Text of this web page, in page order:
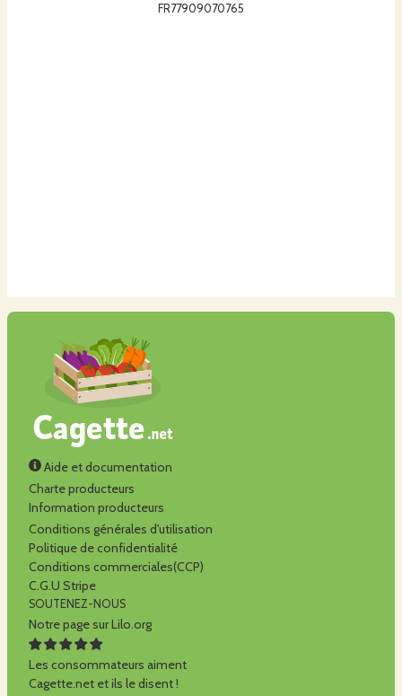
FR77909070765
Aide et documentation
Charte producteurs
Information producteurs
Conditions générales d'utilisation
Politique de confidentialité
Conditions commerciales(CCP)
C.G.U Stripe
SOUTENEZ-NOUS
Notre page sur Lilo.org
Les consommateurs aiment
Cagette.net et ils le disent !